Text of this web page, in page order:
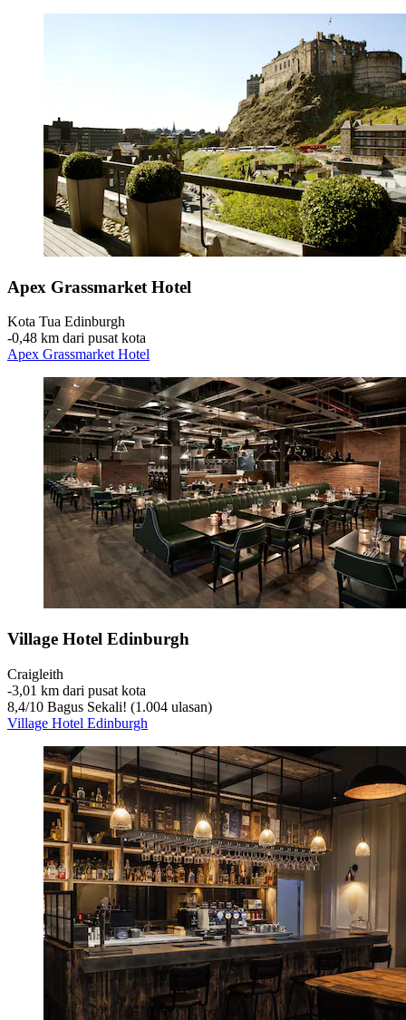
Apex Grassmarket Hotel
Kota Tua Edinburgh
‐0,48 km dari pusat kota
Apex Grassmarket Hotel
Village Hotel Edinburgh
Craigleith
‐3,01 km dari pusat kota
8,4/10 Bagus Sekali! (1.004 ulasan)
Village Hotel Edinburgh